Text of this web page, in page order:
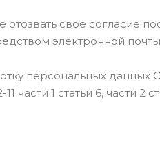
свое согласие
электронной
персональных
части 1 статьи 6, части